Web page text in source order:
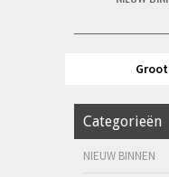
Categorieën
NIEUW BINNEN